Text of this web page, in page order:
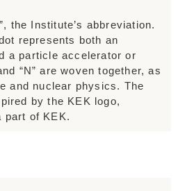
the Institute’s abbreviation.
represents both an
a particle accelerator or
“N” are woven together, as
and nuclear physics. The
by the KEK logo,
part of KEK.